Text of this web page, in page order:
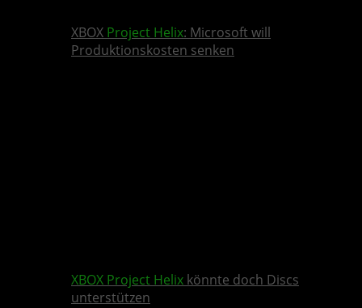
XBOX Project Helix: Microsoft will
Produktionskosten senken
XBOX Project Helix könnte doch Discs
unterstützen